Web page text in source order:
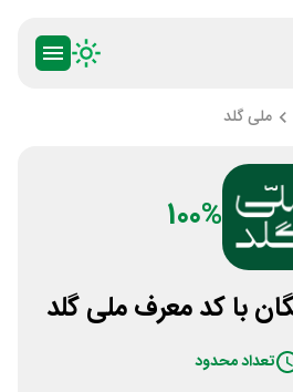
ملی گلد
100%
تعداد محدود